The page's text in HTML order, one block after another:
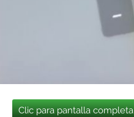
Clic para pantalla completa